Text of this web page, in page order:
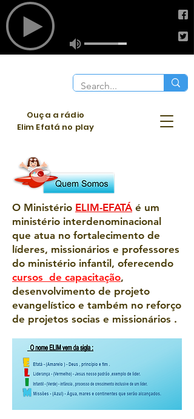
Ouça a rádio
Elim Efatá no play
O Ministério ELIM-EFATÁ é um
ministério interdenominacional
que atua no fortalecimento de
líderes, missionários e professores
do ministério infantil, oferecendo
cursos de capacitação,
desenvolvimento de projeto
evangelístico e também no reforço
de projetos socias e missionários .